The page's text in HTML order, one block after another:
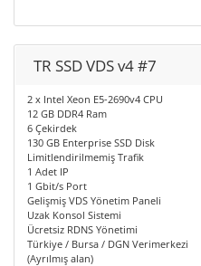
TR SSD VDS v4 #7
2 x Intel Xeon E5-2690v4 CPU
12 GB DDR4 Ram
6 Çekirdek
130 GB Enterprise SSD Disk
Limitlendirilmemiş Trafik
1 Adet IP
1 Gbit/s Port
Gelişmiş VDS Yönetim Paneli
Uzak Konsol Sistemi
Ücretsiz RDNS Yönetimi
Türkiye / Bursa / DGN Verimerkezi
(Ayrılmış alan)